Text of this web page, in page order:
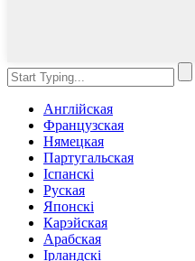
Англійская
Французская
Нямецкая
Партугальская
Іспанскі
Руская
Японскі
Карэйская
Арабская
Ірландскі